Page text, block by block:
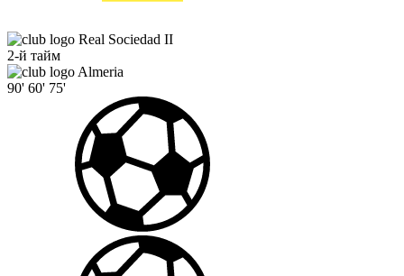
Real Sociedad II
2-й тайм
Almeria
90' 60' 75'